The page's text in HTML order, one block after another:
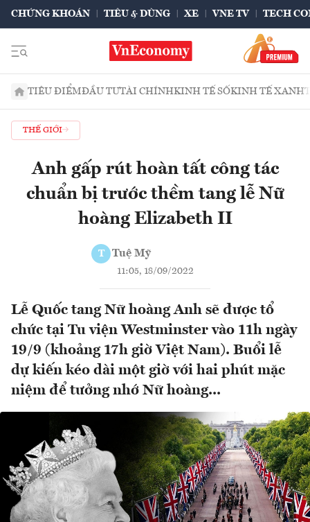
CHỨNG KHOÁN TIÊU & DÙNG XE VNE TV TECH
TIÊU ĐIỂMĐẦU TƯTÀI CHÍNHKINH TẾ SỐKINH TẾ XANH
THẾ GIỚI
Anh gấp rút hoàn tất công tác
chuẩn bị trước thềm tang lễ Nữ
hoàng Elizabeth II
T Tuệ Mỹ
11:05, 18/09/2022
Lễ Quốc tang Nữ hoàng Anh sẽ được tổ
chức tại Tu viện Westminster vào 11h ngày
19/9 (khoảng 17h giờ Việt Nam). Buổi lễ
dự kiến kéo dài một giờ với hai phút mặc
niệm để tưởng nhớ Nữ hoàng...